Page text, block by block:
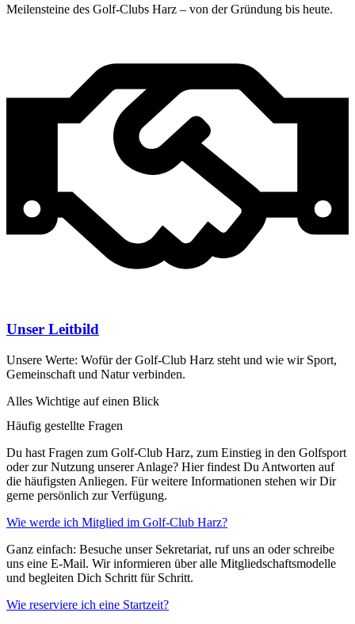
Meilensteine des Golf-Clubs Harz – von der Gründung bis heute.
Unser Leitbild
Unsere Werte: Wofür der Golf-Club Harz steht und wie wir Sport,
Gemeinschaft und Natur verbinden.
Alles Wichtige auf einen Blick
Häufig gestellte Fragen
Du hast Fragen zum Golf-Club Harz, zum Einstieg in den Golfsport
oder zur Nutzung unserer Anlage? Hier findest Du Antworten auf
die häufigsten Anliegen. Für weitere Informationen stehen wir Dir
gerne persönlich zur Verfügung.
Wie werde ich Mitglied im Golf-Club Harz?
Ganz einfach: Besuche unser Sekretariat, ruf uns an oder schreibe
uns eine E-Mail. Wir informieren über alle Mitgliedschaftsmodelle
und begleiten Dich Schritt für Schritt.
Wie reserviere ich eine Startzeit?